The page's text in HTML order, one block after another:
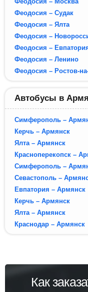
Феодосия – Судак
Феодосия – Ялта
Феодосия –
Феодосия –
Феодосия – Ленино
Феодосия – Ростов-
Автобусы в
Симферополь –
Керчь – Армянск
Ялта – Армянск
Красноперекопск –
Симферополь –
Севастополь –
Евпатория – Армянск
Керчь – Армянск
Ялта – Армянск
Краснодар – Армянск
Как